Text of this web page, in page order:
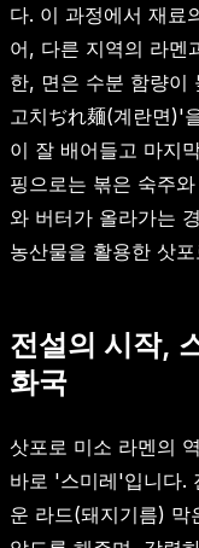
다. 이 과정에서 재료
어, 다른 지역의 라멘
한, 면은 수분 함량이
고치ぢれ麺(계란면)'
이 잘 배어들고 마지
핑으로는 볶은 숙주
와 버터가 올라가는
농산물을 활용한 삿
전설의 시작,
화국
삿포로 미소 라멘의
바로 '스미레'입니다.
운 라드(돼지기름) 막